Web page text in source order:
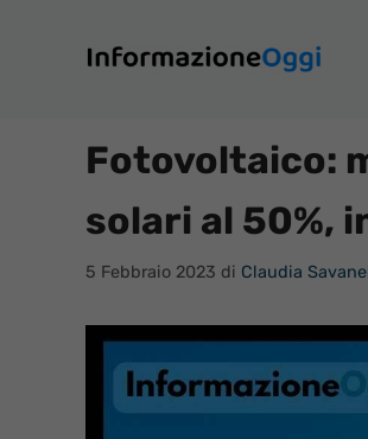
contenuto
Fotovoltaico:
solari al 50%,
5 Febbraio 2023 di Claudia